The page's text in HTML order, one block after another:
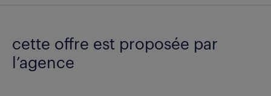
cette offre est proposée par
l’agence